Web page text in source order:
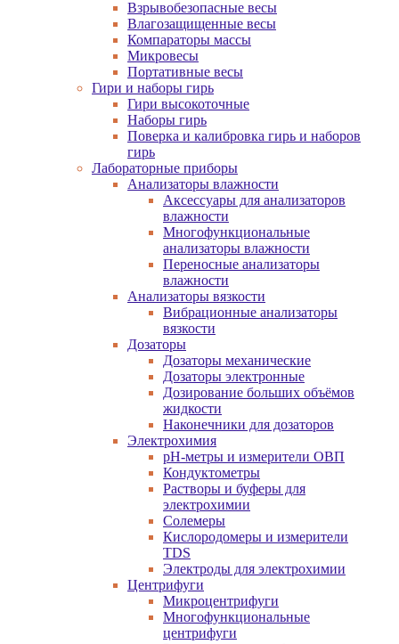
Взрывобезопасные весы
Влагозащищенные весы
Компараторы массы
Микровесы
Портативные весы
Гири и наборы гирь
Гири высокоточные
Наборы гирь
Поверка и калибровка гирь и наборов
гирь
Лабораторные приборы
Анализаторы влажности
Аксессуары для анализаторов
влажности
Многофункциональные
анализаторы влажности
Переносные анализаторы
влажности
Анализаторы вязкости
Вибрационные анализаторы
вязкости
Дозаторы
Дозаторы механические
Дозаторы электронные
Дозирование больших объёмов
жидкости
Наконечники для дозаторов
Электрохимия
pH-метры и измерители ОВП
Кондуктометры
Растворы и буферы для
электрохимии
Солемеры
Кислородомеры и измерители
TDS
Электроды для электрохимии
Центрифуги
Микроцентрифуги
Многофункциональные
центрифуги